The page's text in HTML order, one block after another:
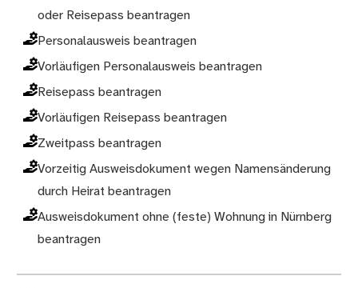
oder Reisepass beantragen
Personalausweis beantragen
Vorläufigen Personalausweis beantragen
Reisepass beantragen
Vorläufigen Reisepass beantragen
Zweitpass beantragen
Vorzeitig Ausweisdokument wegen Namensänderung
durch Heirat beantragen
Ausweisdokument ohne (feste) Wohnung in Nürnberg
beantragen